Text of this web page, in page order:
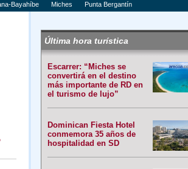
Bayahíbe Miches Punta Bergantín
Última hora turística
Escarrer: “Miches se
convertirá en el destino
más importante de RD en
el turismo de lujo”
Dominican Fiesta Hotel
conmemora 35 años de
hospitalidad en SD